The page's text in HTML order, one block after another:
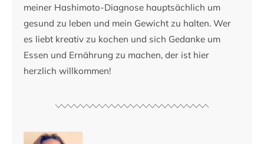
meiner Hashimoto-Diagnose hauptsächlich um
gesund zu leben und mein Gewicht zu halten. Wer
es liebt kreativ zu kochen und sich Gedanke um
Essen und Ernährung zu machen, der ist hier
herzlich willkommen!